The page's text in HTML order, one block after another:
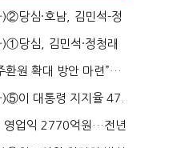
)②당심·호남, 김민석-정
당심, 김민석·정청래
...
환원 확대 방안 마련”…
)⑤이 대통령 지지율 47.
에 ...
영업익 2770억원…전년